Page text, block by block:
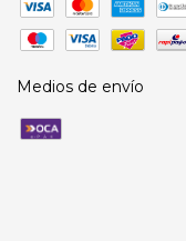
Medios de envío